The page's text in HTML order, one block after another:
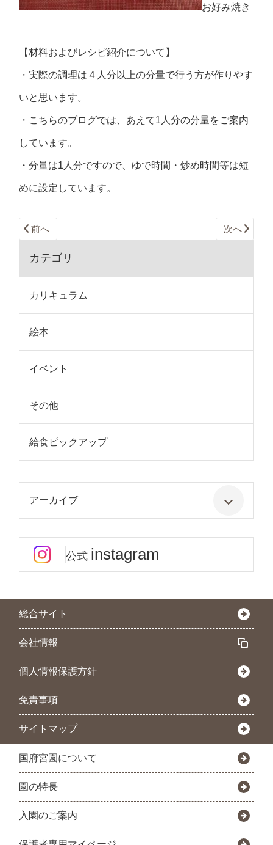
お好み焼き
【材料およびレシピ紹介について】
・実際の調理は４人分以上の分量で行う方が作りやす
いと思います。
・こちらのブログでは、あえて1人分の分量をご案内
しています。
・分量は1人分ですので、ゆで時間・炒め時間等は短
めに設定しています。
前へ 次へ
カテゴリ
カリキュラム
絵本
イベント
その他
給食ピックアップ
アーカイブ
公式 instagram
総合サイト
会社情報
個人情報保護方針
免責事項
サイトマップ
国府宮園について
園の特長
入園のご案内